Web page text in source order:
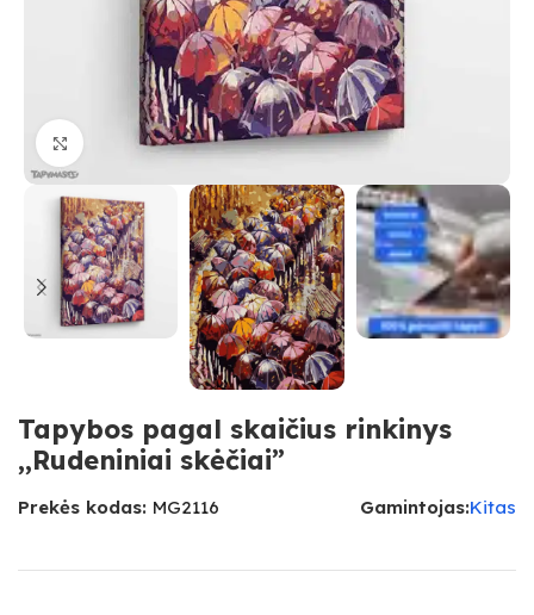
Paspauskite, kad priartinti
Tapybos pagal skaičius rinkinys
,,Rudeniniai skėčiai”
Prekės kodas: MG2116 Gamintojas:Kitas